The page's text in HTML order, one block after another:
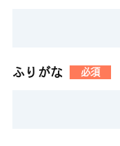
ふりがな 必須